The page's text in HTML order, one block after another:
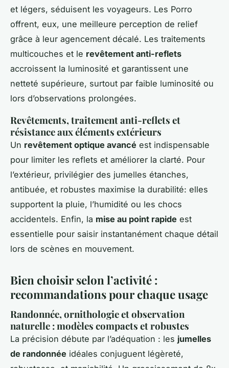
et légers, séduisent les voyageurs. Les Porro
offrent, eux, une meilleure perception de relief
grâce à leur agencement décalé. Les traitements
multicouches et le revêtement anti-reflets
accroissent la luminosité et garantissent une
netteté supérieure, surtout par faible luminosité ou
lors d’observations prolongées.
Revêtements, traitement anti-reflets et
résistance aux éléments extérieurs
Un revêtement optique avancé est indispensable
pour limiter les reflets et améliorer la clarté. Pour
l’extérieur, privilégier des jumelles étanches,
antibuée, et robustes maximise la durabilité: elles
supportent la pluie, l’humidité ou les chocs
accidentels. Enfin, la mise au point rapide est
essentielle pour saisir instantanément chaque détail
lors de scènes en mouvement.
Bien choisir selon l’activité :
recommandations pour chaque usage
Randonnée, ornithologie et observation
naturelle : modèles compacts et robustes
La précision débute par l’adéquation : les jumelles
de randonnée idéales conjuguent légèreté,